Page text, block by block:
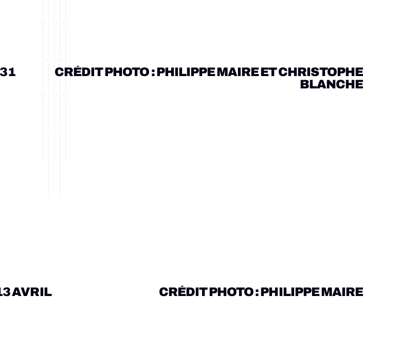
à ses adhérents à la Philharmonie de Paris pour une viste de l’exposition “Comédies
CRÉDIT PHOTO : PHILIPPE MAIRE ET CHRISTOPHE
BLANCHE
AVRIL
CRÉDIT PHOTO : PHILIPPE MAIRE